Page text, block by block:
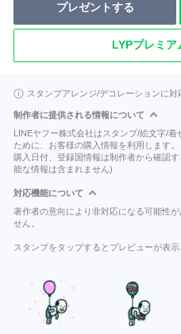
プレゼントする
LYPプレミア
スタンプアレンジ/デコレーションに対
制作者に提供される情報について
LINEヤフー株式会社はスタンプ/絵文字/
ために、お客様の購入情報を利用します。
購入日付、登録国情報は制作者から確認
能な情報は含まれません)
対応機能について
著作者の意向により非対応になる可能性
せん。
スタンプをタップするとプレビューが表示